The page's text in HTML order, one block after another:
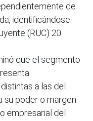
de
identificándose
(RUC) 20.
que el segmento
a las del
su poder o margen
empresarial del